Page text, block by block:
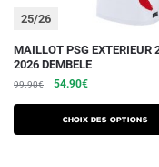
du
25/26
MAILLOT PSG EXTERIEUR
2026 DEMBELE
99.90€
Le
initial
était :
54.90€Le
actuel
est :
Choix des options
Ce
produit
a
plusieurs
variations.